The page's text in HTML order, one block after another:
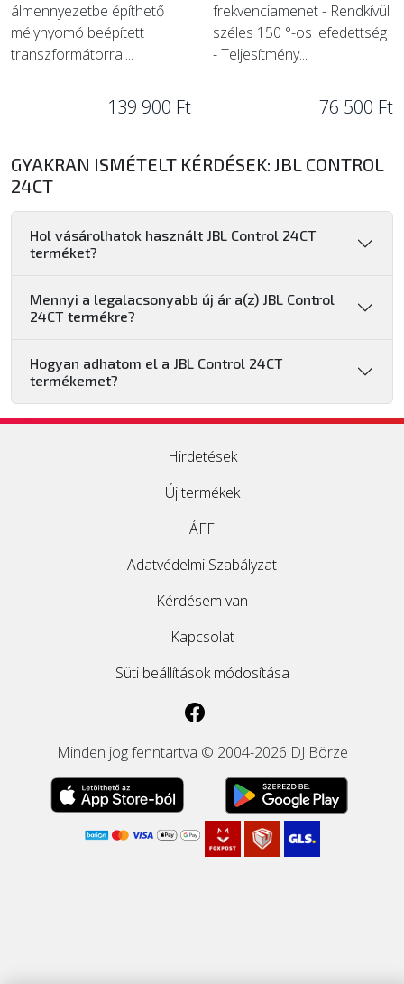
álmennyezetbe építhető
mélynyomó beépített
transzformátorral...
139 900 Ft
frekvenciamenet - Rendkívül
széles 150 °-os lefedettség
- Teljesítmény...
76 500 Ft
GYAKRAN ISMÉTELT KÉRDÉSEK: JBL CONTROL
24CT
Hol vásárolhatok használt JBL Control 24CT
terméket?
Mennyi a legalacsonyabb új ár a(z) JBL Control
24CT termékre?
Hogyan adhatom el a JBL Control 24CT
termékemet?
Hirdetések
Új termékek
ÁFF
Adatvédelmi Szabályzat
Kérdésem van
Kapcsolat
Süti beállítások módosítása
Minden jog fenntartva © 2004-2026 DJ Börze